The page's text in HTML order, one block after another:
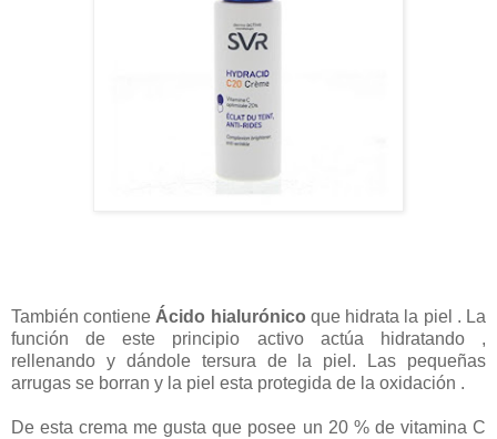
También contiene Ácido hialurónico que hidrata la piel . La
función de este principio activo actúa hidratando ,
rellenando y dándole tersura de la piel. Las pequeñas
arrugas se borran y la piel esta protegida de la oxidación .
De esta crema me gusta que posee un 20 % de vitamina C